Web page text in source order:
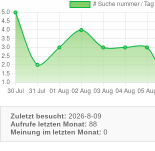
Zuletzt besucht: 2026-8-09
Aufrufe letzten Monat: 88
Meinung im letzten Monat: 0